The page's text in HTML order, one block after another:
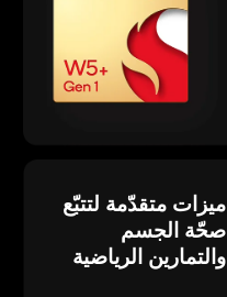
ميزات متقدّمة لتتبّع
صحّة الجسم
والتمارين الرياضية